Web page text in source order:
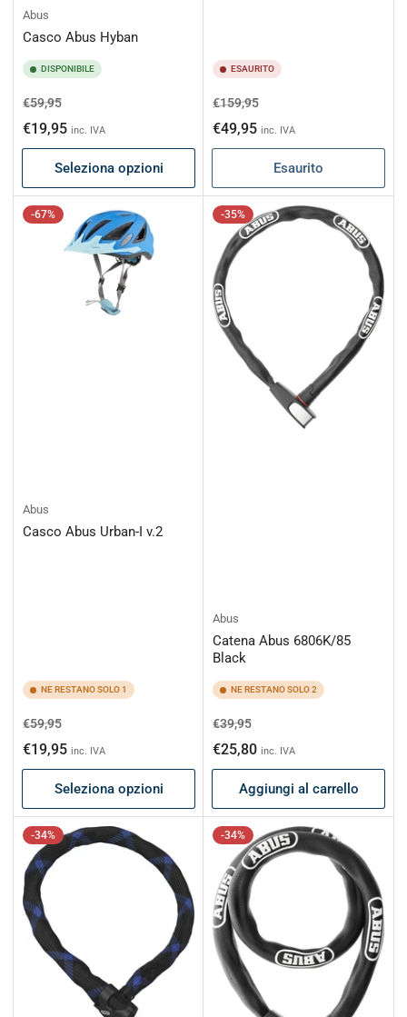
Abus
Casco Abus Hyban
DISPONIBILE
Prezzo
di
listino
€59,95Prezzo
scontato
€19,95 inc. IVA
Seleziona opzioni
ESAURITO
Prezzo
di
listino
€159,95Prezzo
scontato
€49,95 inc. IVA
Esaurito
-67%
Abus
Casco Abus Urban-I v.2
NE RESTANO SOLO 1
Prezzo
di
listino
€59,95Prezzo
scontato
€19,95 inc. IVA
Seleziona opzioni
-35%
Abus
Catena Abus 6806K/85
Black
NE RESTANO SOLO 2
Prezzo
di
listino
€39,95Prezzo
scontato
€25,80 inc. IVA
Aggiungi al carrello
-34% -34%